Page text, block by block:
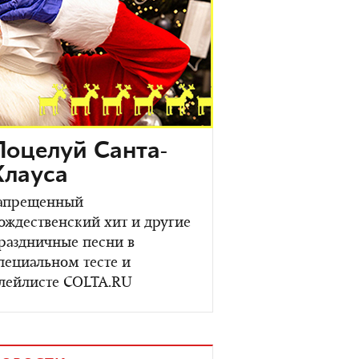
Санта-
хит и другие
песни в
тесте и
COLTA.RU